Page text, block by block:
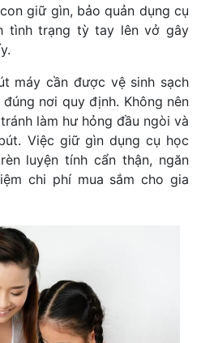
giữ gìn, bảo quản dụng cụ
tình trạng tỳ tay lên vở gây
máy cần được vệ sinh sạch
nơi quy định. Không nên
làm hư hỏng đầu ngòi và
Việc giữ gìn dụng cụ học
luyện tính cẩn thận, ngăn
chi phí mua sắm cho gia